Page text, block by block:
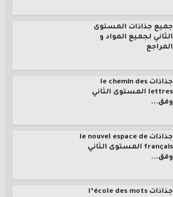
جميع جذاذات المستوى
الثاني لجميع المواد و
المراجع
جذاذات le chemin des
lettres المستوى الثاني
وفق...
جذاذات le nouvel espace de
français المستوى الثاني
وفق...
جذاذات l’école des mots